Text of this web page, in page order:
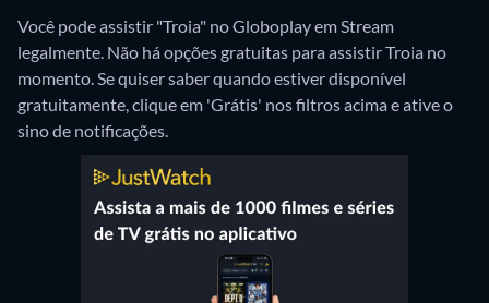
Você pode assistir "Troia" no Globoplay em Stream
legalmente. Não há opções gratuitas para assistir Troia no
momento. Se quiser saber quando estiver disponível
gratuitamente, clique em 'Grátis' nos filtros acima e ative o
sino de notificações.